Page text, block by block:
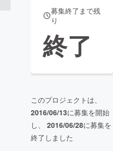
募集終了まで残
り
終了
このプロジェクトは、
2016/06/13に募集を開始
し、 2016/06/28に募集を
終了しました